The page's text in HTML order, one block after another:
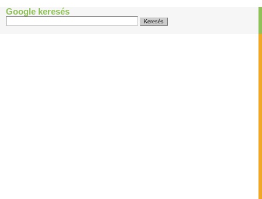
Google keresés